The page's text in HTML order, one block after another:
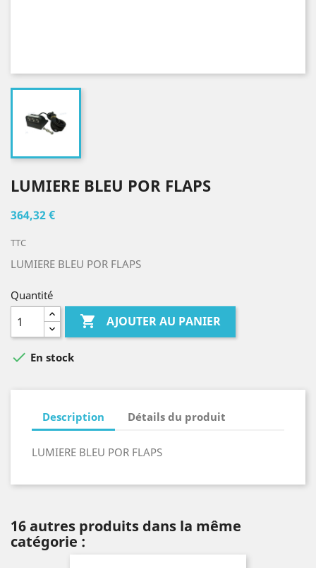
LUMIERE BLEU POR FLAPS
364,32 €
TTC
LUMIERE BLEU POR FLAPS
Quantité
 AJOUTER AU PANIER
 En stock
Description Détails du produit
LUMIERE BLEU POR FLAPS
16 autres produits dans la même
catégorie :